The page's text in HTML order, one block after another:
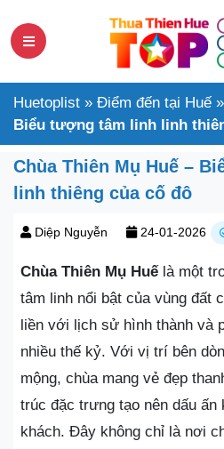
Huetoplist » Điểm đến tại Huế »
Biểu tượng tâm linh linh
Chùa Thiên Mụ Huế –
linh thiêng của cố đô
Diệp Nguyễn 24-01-2026
Chùa Thiên Mụ Huếlà một
tâm linh nổi bật của vùng đất
liền với lịch sử hình thành và
nhiều thế kỷ. Với vị trí bên
mộng, chùa mang vẻ đẹp
trúc đặc trưng tạo nên dấu ấn
khách. Đây không chỉ là nơi